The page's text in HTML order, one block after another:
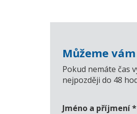
Můžeme
Pokud nemáte čas
nejpozději do 48
Jméno a příjmení*